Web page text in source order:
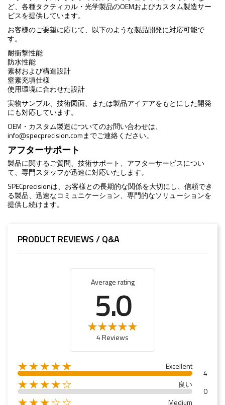
ど、各種タクティカル・光学製品のOEMおよびカスタム製造サー
ビスを提供しています。
お客様のご要望に応じて、以下のような製品開発に対応可能で
す。
耐衝撃性能
防水性能
素材および構造設計
窒素充填仕様
使用環境に合わせた設計
実物サンプル、技術図面、または製品アイデアをもとにした開発
にも対応しています。
OEM・カスタム製造についてのお問い合わせは、
info@specprecision.comまでご連絡ください。
アフターサポート
製品に関するご質問、技術サポート、アフターサービスについ
て、専門スタッフが迅速に対応いたします。
SPECprecisionは、お客様との長期的な関係を大切にし、信頼でき
る製品、迅速なコミュニケーション、専門的なソリューションを
提供し続けます。
PRODUCT REVIEWS / Q&A
Average rating
5.0
4 Reviews
★★★★★ Excellent
4
★★★★☆ 良い
0
★★★☆☆ Medium